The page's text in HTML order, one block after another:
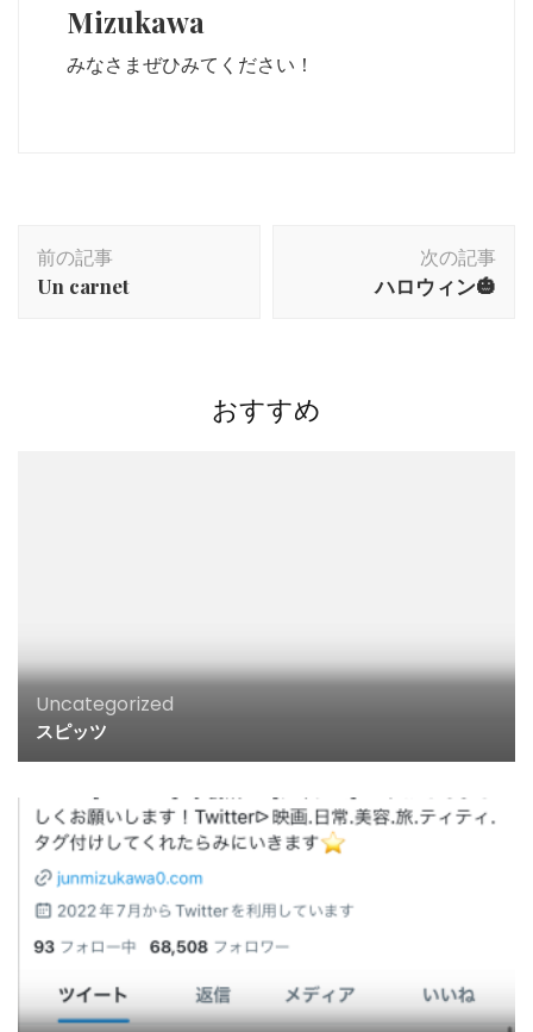
Mizukawa
みなさまぜひみてください！
投
稿
ナ
前の記事
Un carnet
次の記事
ハロウィン🎃
おすすめ
Uncategorized
スピッツ